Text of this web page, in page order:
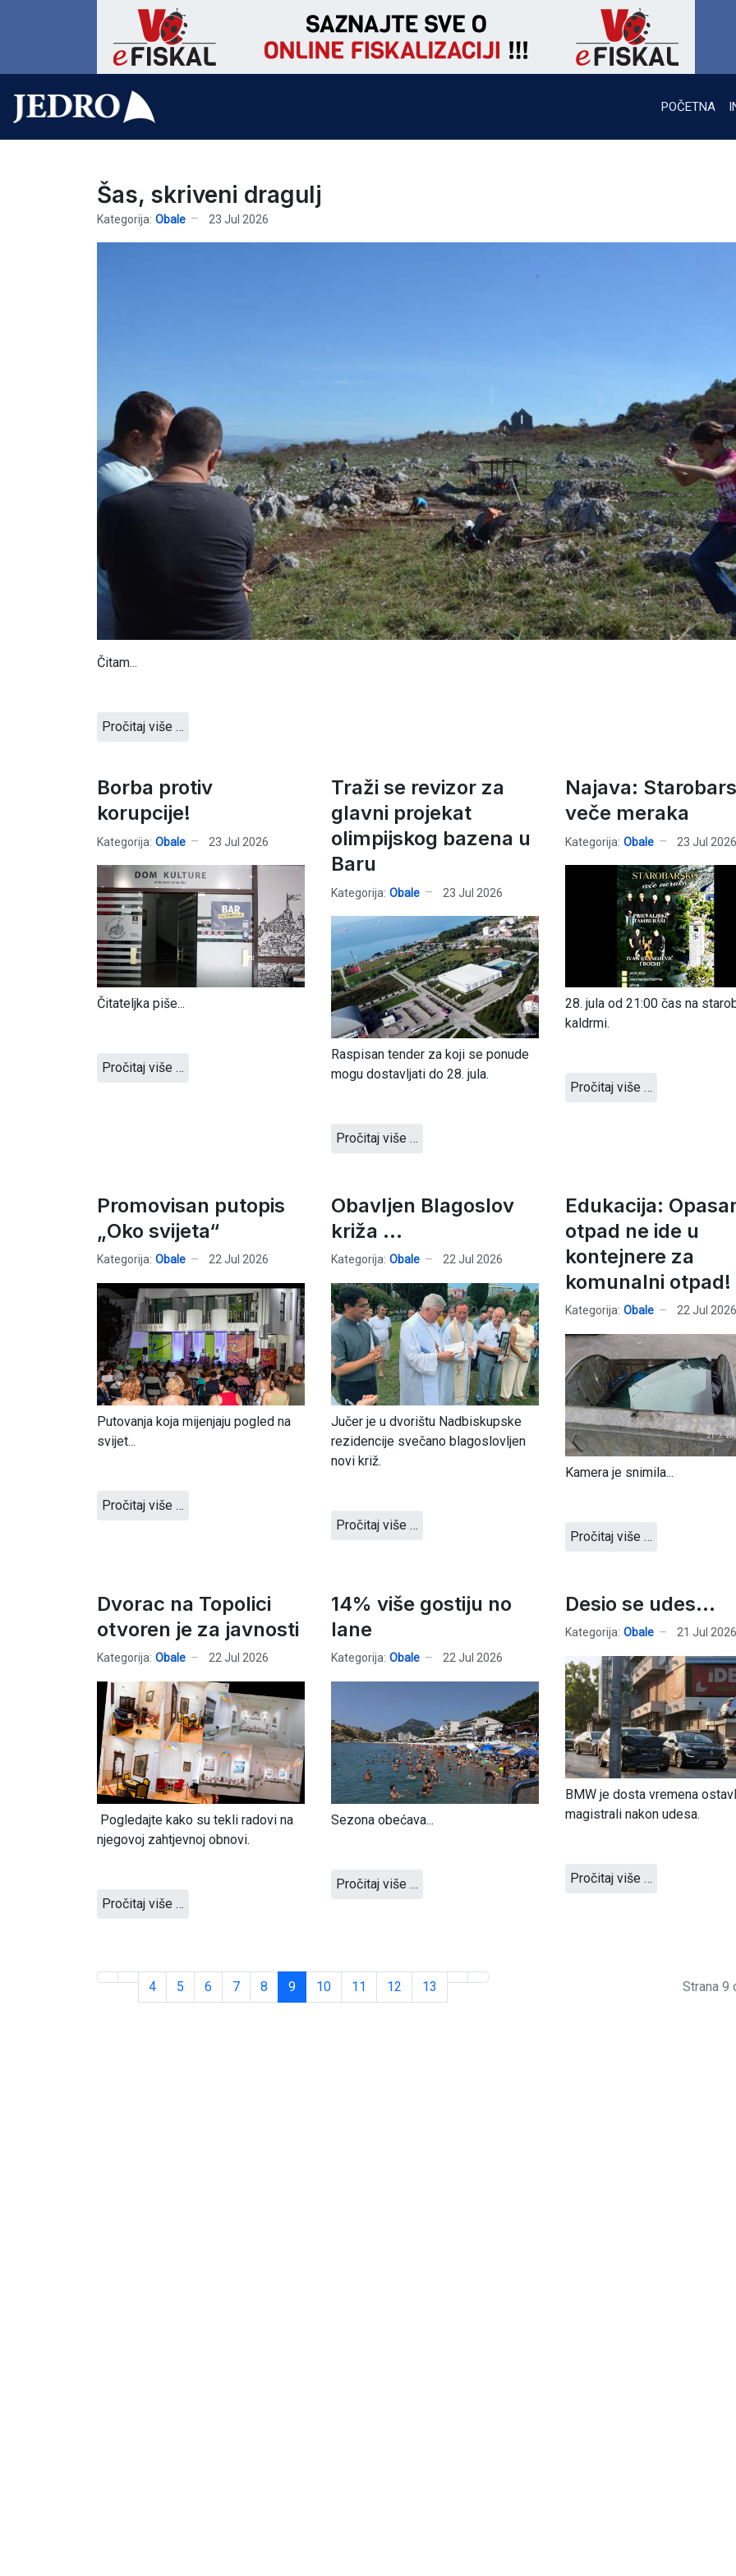
POČETNA
Šas, skriveni dragulj
Kategorija: Obale 23 Jul 2026
Čitam...
Pročitaj više …
Borba protiv
korupcije!
Kategorija: Obale 23 Jul 2026
Čitateljka piše...
Pročitaj više …
Traži se revizor za
glavni projekat
olimpijskog bazena u
Baru
Kategorija: Obale 23 Jul 2026
Raspisan tender za koji se ponude
mogu dostavljati do 28. jula.
Pročitaj više …
Najava:
veče meraka
Kategorija: Obale 23 Jul 2026
28. jula od 21:00 čas na
kaldrmi.
Pročitaj više …
Promovisan putopis
„Oko svijeta“
Kategorija: Obale 22 Jul 2026
Putovanja koja mijenjaju pogled na
svijet...
Pročitaj više …
Obavljen Blagoslov
križa ...
Kategorija: Obale 22 Jul 2026
Jučer je u dvorištu Nadbiskupske
rezidencije svečano blagoslovljen
novi križ.
Pročitaj više …
Edukacija:
otpad ne ide u
kontejnere za
komunalni otpad!
Kategorija: Obale 22 Jul 2026
Kamera je snimila...
Pročitaj više …
Dvorac na Topolici
otvoren je za javnosti
Kategorija: Obale 22 Jul 2026
Pogledajte kako su tekli radovi na
njegovoj zahtjevnoj obnovi.
Pročitaj više …
14% više gostiju no
lane
Kategorija: Obale 22 Jul 2026
Sezona obećava...
Pročitaj više …
Desio se udes...
Kategorija: Obale 21 Jul 2026
BMW je dosta vremena
magistrali nakon udesa.
Pročitaj više …
4 5 6 7 8 9 10 11 12 13 Strana 9